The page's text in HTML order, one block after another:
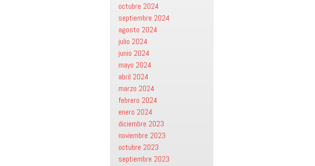
octubre 2024
septiembre 2024
agosto 2024
julio 2024
junio 2024
mayo 2024
abril 2024
marzo 2024
febrero 2024
enero 2024
diciembre 2023
noviembre 2023
octubre 2023
septiembre 2023